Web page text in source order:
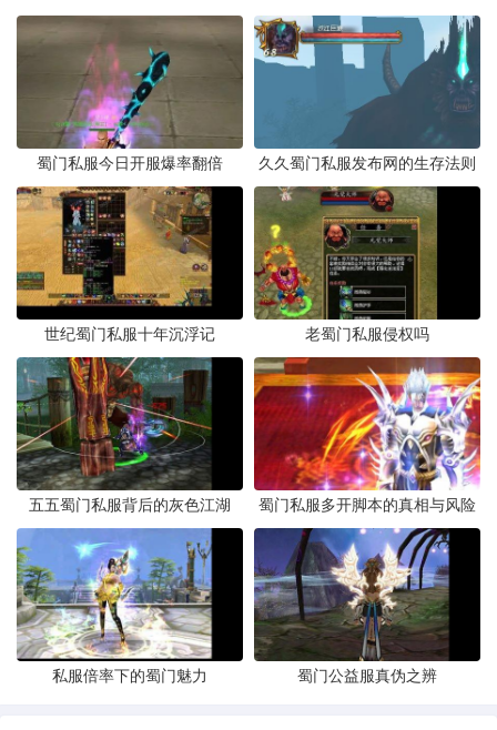
蜀门私服今日开服爆率翻倍 久久蜀门私服发布网的生存法则
世纪蜀门私服十年沉浮记 老蜀门私服侵权吗
五五蜀门私服背后的灰色江湖 蜀门私服多开脚本的真相与风险
私服倍率下的蜀门魅力 蜀门公益服真伪之辨